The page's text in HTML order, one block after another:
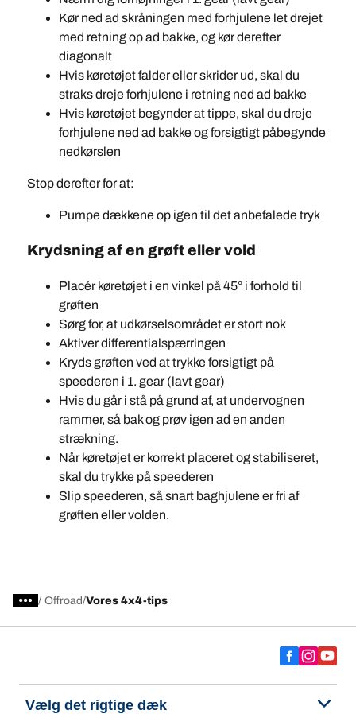
Kør ned ad skråningen med forhjulene let drejet
med retning op ad bakke, og kør derefter
diagonalt
Hvis køretøjet falder eller skrider ud, skal du
straks dreje forhjulene i retning ned ad bakke
Hvis køretøjet begynder at tippe, skal du dreje
forhjulene ned ad bakke og forsigtigt påbegynde
nedkørslen
Stop derefter for at:
Pumpe dækkene op igen til det anbefalede tryk
Krydsning af en grøft eller vold
Placér køretøjet i en vinkel på 45° i forhold til
grøften
Sørg for, at udkørselsområdet er stort nok
Aktiver differentialspærringen
Kryds grøften ved at trykke forsigtigt på
speederen i 1. gear (lavt gear)
Hvis du går i stå på grund af, at undervognen
rammer, så bak og prøv igen ad en anden
strækning.
Når køretøjet er korrekt placeret og stabiliseret,
skal du trykke på speederen
Slip speederen, så snart baghjulene er fri af
grøften eller volden.
/ Offroad Vores 4x4-tips
Vælg det rigtige dæk